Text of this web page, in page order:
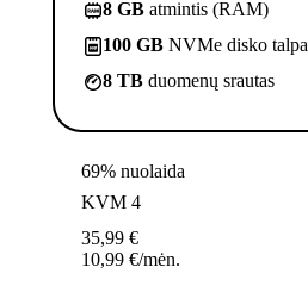
8 GB atmintis (RAM)
100 GB NVMe disko talpa
8 TB duomenų srautas
69% nuolaida
KVM 4
35,99 €
10,99 €/mėn.